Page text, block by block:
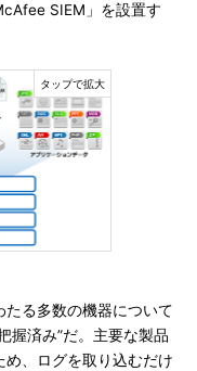
SIEM」を設置す
る多数の機器について
握済み”だ。主要な製品
、ログを取り込むだけ